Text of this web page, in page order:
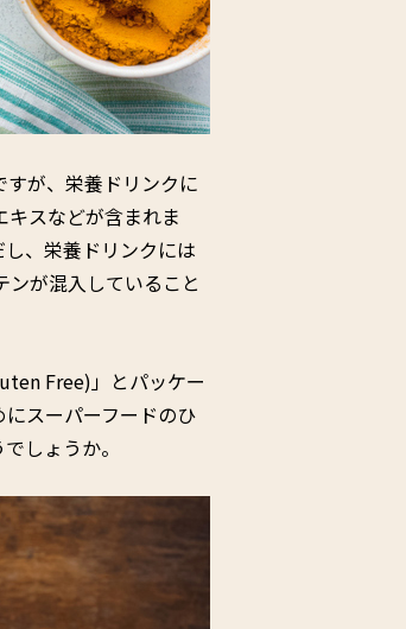
が、栄養ドリンクに
スなどが含まれま
、栄養ドリンクには
が混入していること
Free)」とパッケー
スーパーフードのひ
しょうか。